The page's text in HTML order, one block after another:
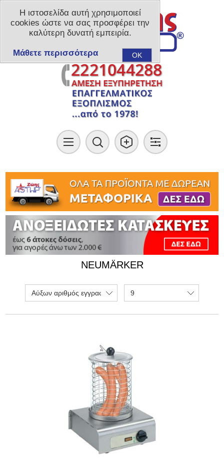
NEUMÄRKER
Αύξων αριθμός εγγραφής 9
Η ιστοσελίδα αυτή χρησιμοποιεί
cookies ώστε να σας προσφέρει την
καλύτερη δυνατή εμπειρία.
OK
Μάθετε περισσότερα